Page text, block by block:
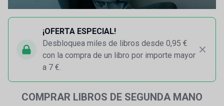
¡OFERTA ESPECIAL!
Desbloquea miles de libros desde 0,95 €
con la compra de un libro por importe mayor
a 7 €.
COMPRAR LIBROS DE SEGUNDA MANO